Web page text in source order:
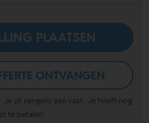
PLAATSEN
ONTVANGEN
Je zit nergens aan vast · Je hoeft nog
te betalen